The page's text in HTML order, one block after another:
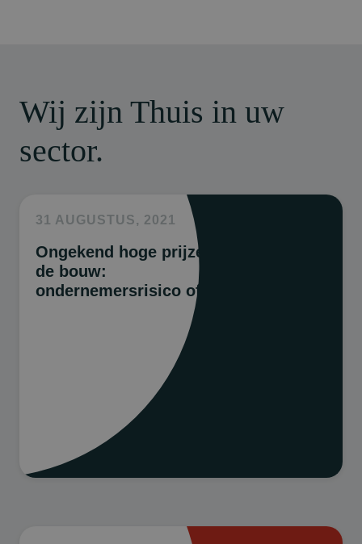
Wij zijn Thuis in uw
sector.
31 AUGUSTUS, 2021
Ongekend hoge prijzen in
de bouw:
ondernemersrisico of niet?